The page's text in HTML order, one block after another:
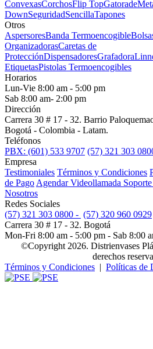
ConvexasCorchosFlip TopGatorade
DownSeguridadSencillaTapones
Otros
AspersoresBanda Termoencogible
OrganizadorasCaretas de
ProtecciónDispensadoresGrafadora
EtiquetasPistolas Termoencogibles
Horarios
Lun-Vie 8:00 am - 5:00 pm
Sab 8:00 am- 2:00 pm
Dirección
Carrera 30 # 17 - 32. Barrio
Bogotá - Colombia - Latam.
Teléfonos
PBX: (601) 533 9707 (57) 321 303
Empresa
Testimoniales Términos y Condiciones
de Pago Agendar Videollamada
Nosotros
Redes Sociales
(57) 321 303 0800 - (57) 320 960 0929
Carrera 30 # 17 - 32. Bogotá
Mon-Fri 8:00 am - 5:00 pm - Sab 8:00
©Copyright 2026. Distrienvases
derechos
Términos y Condiciones | Políticas de